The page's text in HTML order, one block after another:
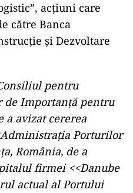
acțiuni care
către Banca
și Dezvoltare
pentru
Importanţă pentru
a avizat cererea
Porturilor
România, de a
firmei <<Danube
actual al Portului